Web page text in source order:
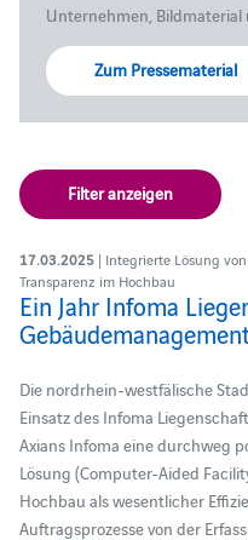
Unternehmen, Bildmaterial
Zum Pressematerial
Filter anzeigen
17.03.2025| Integrierte Lösung
Transparenz im Hochbau
Ein Jahr Infoma
Die nordrhein-westfälische
Einsatz des Infoma
Axians Infoma eine durchweg
Lösung (Computer-Aided
Hochbau als wesentlicher
Auftragsprozesse von der